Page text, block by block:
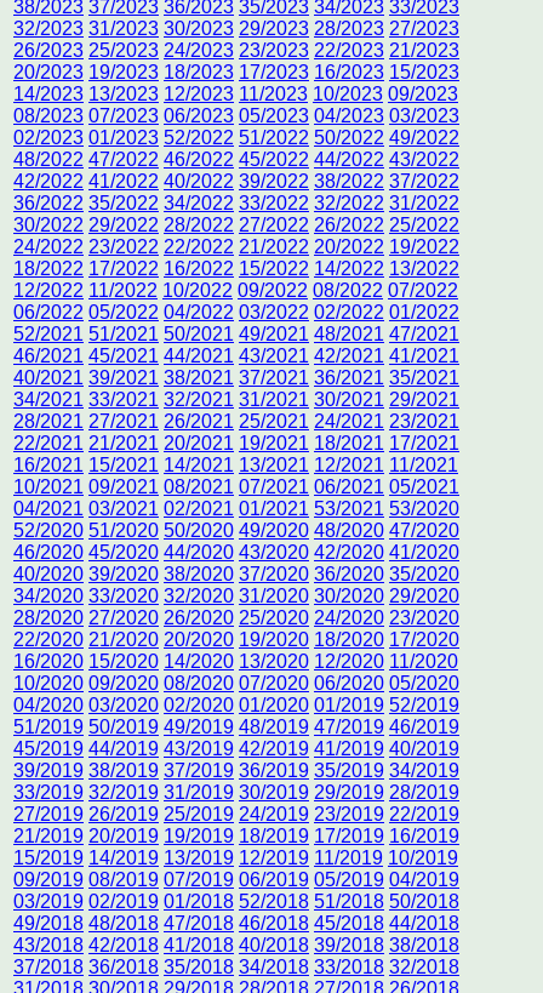
38/2023 37/2023 36/2023 35/2023 34/2023 33/2023
32/2023 31/2023 30/2023 29/2023 28/2023 27/2023
26/2023 25/2023 24/2023 23/2023 22/2023 21/2023
20/2023 19/2023 18/2023 17/2023 16/2023 15/2023
14/2023 13/2023 12/2023 11/2023 10/2023 09/2023
08/2023 07/2023 06/2023 05/2023 04/2023 03/2023
02/2023 01/2023 52/2022 51/2022 50/2022 49/2022
48/2022 47/2022 46/2022 45/2022 44/2022 43/2022
42/2022 41/2022 40/2022 39/2022 38/2022 37/2022
36/2022 35/2022 34/2022 33/2022 32/2022 31/2022
30/2022 29/2022 28/2022 27/2022 26/2022 25/2022
24/2022 23/2022 22/2022 21/2022 20/2022 19/2022
18/2022 17/2022 16/2022 15/2022 14/2022 13/2022
12/2022 11/2022 10/2022 09/2022 08/2022 07/2022
06/2022 05/2022 04/2022 03/2022 02/2022 01/2022
52/2021 51/2021 50/2021 49/2021 48/2021 47/2021
46/2021 45/2021 44/2021 43/2021 42/2021 41/2021
40/2021 39/2021 38/2021 37/2021 36/2021 35/2021
34/2021 33/2021 32/2021 31/2021 30/2021 29/2021
28/2021 27/2021 26/2021 25/2021 24/2021 23/2021
22/2021 21/2021 20/2021 19/2021 18/2021 17/2021
16/2021 15/2021 14/2021 13/2021 12/2021 11/2021
10/2021 09/2021 08/2021 07/2021 06/2021 05/2021
04/2021 03/2021 02/2021 01/2021 53/2021 53/2020
52/2020 51/2020 50/2020 49/2020 48/2020 47/2020
46/2020 45/2020 44/2020 43/2020 42/2020 41/2020
40/2020 39/2020 38/2020 37/2020 36/2020 35/2020
34/2020 33/2020 32/2020 31/2020 30/2020 29/2020
28/2020 27/2020 26/2020 25/2020 24/2020 23/2020
22/2020 21/2020 20/2020 19/2020 18/2020 17/2020
16/2020 15/2020 14/2020 13/2020 12/2020 11/2020
10/2020 09/2020 08/2020 07/2020 06/2020 05/2020
04/2020 03/2020 02/2020 01/2020 01/2019 52/2019
51/2019 50/2019 49/2019 48/2019 47/2019 46/2019
45/2019 44/2019 43/2019 42/2019 41/2019 40/2019
39/2019 38/2019 37/2019 36/2019 35/2019 34/2019
33/2019 32/2019 31/2019 30/2019 29/2019 28/2019
27/2019 26/2019 25/2019 24/2019 23/2019 22/2019
21/2019 20/2019 19/2019 18/2019 17/2019 16/2019
15/2019 14/2019 13/2019 12/2019 11/2019 10/2019
09/2019 08/2019 07/2019 06/2019 05/2019 04/2019
03/2019 02/2019 01/2018 52/2018 51/2018 50/2018
49/2018 48/2018 47/2018 46/2018 45/2018 44/2018
43/2018 42/2018 41/2018 40/2018 39/2018 38/2018
37/2018 36/2018 35/2018 34/2018 33/2018 32/2018
31/2018 30/2018 29/2018 28/2018 27/2018 26/2018